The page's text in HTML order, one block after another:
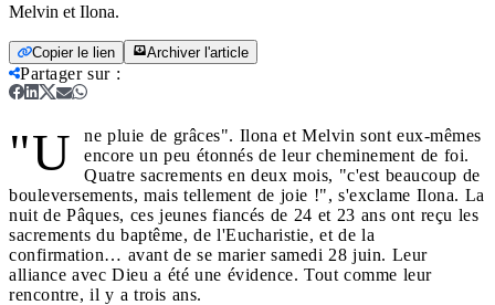
Melvin et Ilona.
Copier le lien Archiver l'article
Partager sur:
"U
ne pluie de grâces". Ilona et Melvin sont eux-mêmes
encore un peu étonnés de leur cheminement de foi.
Quatre sacrements en deux mois, "c'est beaucoup de
bouleversements, mais tellement de joie !", s'exclame Ilona. La
nuit de Pâques, ces jeunes fiancés de 24 et 23 ans ont reçu les
sacrements du baptême, de l'Eucharistie, et de la
confirmation… avant de se marier samedi 28 juin. Leur
alliance avec Dieu a été une évidence. Tout comme leur
rencontre, il y a trois ans.